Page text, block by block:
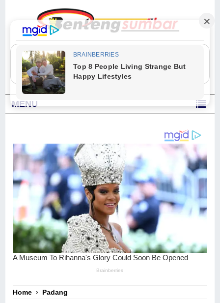
"Sesungguhnya Allah dan para malaikat-Nya berselawat untuk Nabi.
Wahai orang-orang yang beriman, berselawatlah kamu untuk Nabi dan
ucapkanlah salam dengan penuh penghormatan kepadanya." (Qs. Al
Ahzab Ayat 56)
MENU
Home › Padang